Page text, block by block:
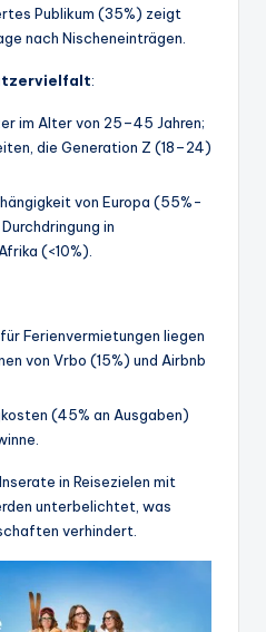
Publikum (35%) zeigt
nach Nischeneinträgen.
:
im Alter von 25–45 Jahren;
die Generation Z (18–24)
von Europa (55%-
in
(<10%).
Ferienvermietungen liegen
von Vrbo (15%) und Airbnb
(45% an Ausgaben)
in Reisezielen mit
unterbelichtet, was
verhindert.